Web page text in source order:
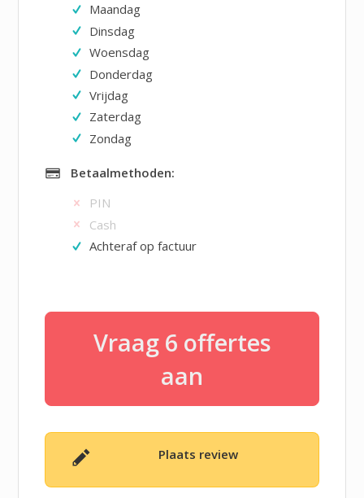
Maandag
Dinsdag
Woensdag
Donderdag
Vrijdag
Zaterdag
Zondag
Betaalmethoden:
PIN
Cash
Achteraf op factuur
Vraag 6 offertes
aan
Plaats review